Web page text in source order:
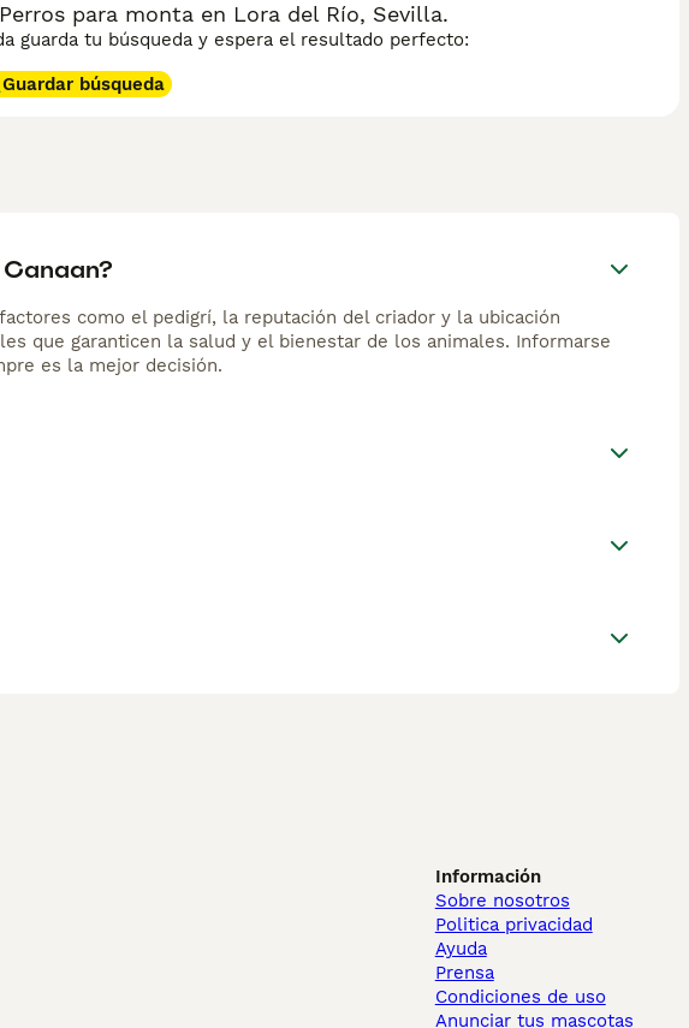
para monta en Lora del Río, Sevilla.
guarda tu búsqueda y espera el resultado perfecto:
Guardar búsqueda
como el pedigrí, la reputación del criador y la ubicación
que garanticen la salud y el bienestar de los animales. Informarse
es la mejor decisión.
Información
Sobre nosotros
Politica privacidad
Ayuda
Prensa
Condiciones de uso
Anunciar tus mascotas